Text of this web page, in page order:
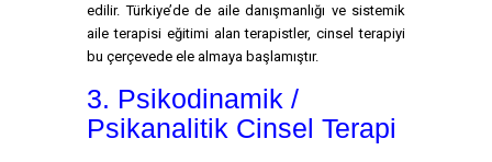
edilir. Türkiye’de de aile danışmanlığı ve sistemik
aile terapisi eğitimi alan terapistler, cinsel terapiyi
bu çerçevede ele almaya başlamıştır.
3. Psikodinamik /
Psikanalitik Cinsel Terapi